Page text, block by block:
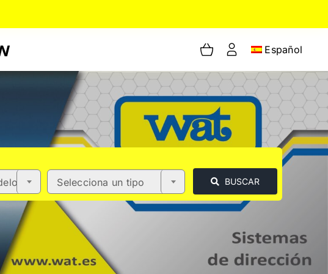
Español
Selecciona un tipo BUSCAR